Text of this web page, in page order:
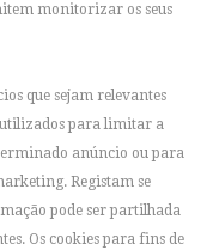
monitorizar os seus
que sejam relevantes
para limitar a
anúncio ou para
Registam se
pode ser partilhada
Os cookies para fins de